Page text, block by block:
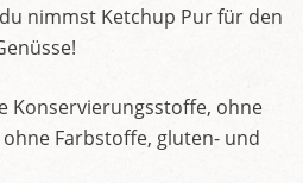
nimmst Ketchup Pur für den
Konservierungsstoffe, ohne
Farbstoffe, gluten- und